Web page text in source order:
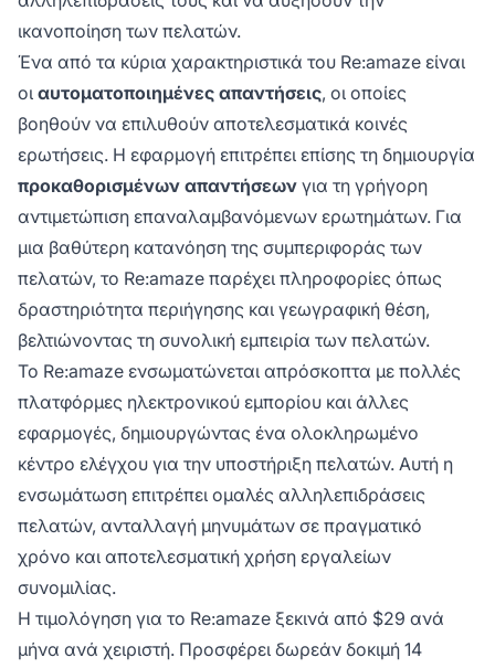
ικανοποίηση των πελατών.
Ένα από τα κύρια χαρακτηριστικά του Re:amaze είναι
οι αυτοματοποιημένες απαντήσεις, οι οποίες
βοηθούν να επιλυθούν αποτελεσματικά κοινές
ερωτήσεις. Η εφαρμογή επιτρέπει επίσης τη δημιουργία
προκαθορισμένων απαντήσεων για τη γρήγορη
αντιμετώπιση επαναλαμβανόμενων ερωτημάτων. Για
μια βαθύτερη κατανόηση της συμπεριφοράς των
πελατών, το Re:amaze παρέχει πληροφορίες όπως
δραστηριότητα περιήγησης και γεωγραφική θέση,
βελτιώνοντας τη συνολική εμπειρία των πελατών.
Το Re:amaze ενσωματώνεται απρόσκοπτα με πολλές
πλατφόρμες ηλεκτρονικού εμπορίου και άλλες
εφαρμογές, δημιουργώντας ένα ολοκληρωμένο
κέντρο ελέγχου για την υποστήριξη πελατών. Αυτή η
ενσωμάτωση επιτρέπει ομαλές αλληλεπιδράσεις
πελατών, ανταλλαγή μηνυμάτων σε πραγματικό
χρόνο και αποτελεσματική χρήση εργαλείων
συνομιλίας.
Η τιμολόγηση για το Re:amaze ξεκινά από $29 ανά
μήνα ανά χειριστή. Προσφέρει δωρεάν δοκιμή 14